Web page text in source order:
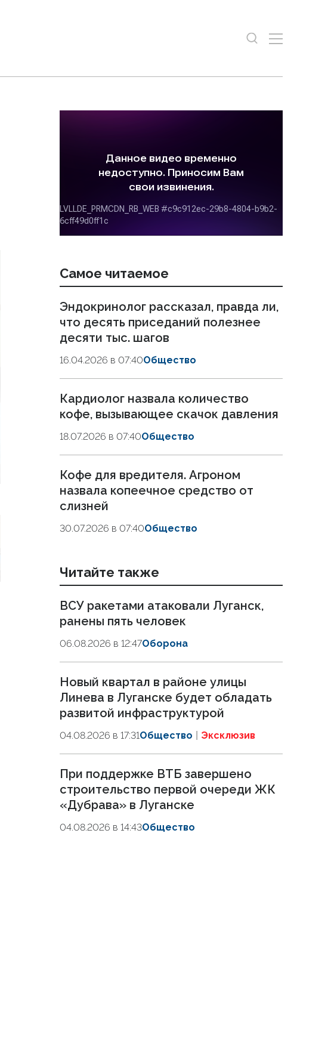
Самое читаемое
Эндокринолог рассказал, правда ли,
что десять приседаний полезнее
десяти тыс. шагов
16.04.2026 в 07:40Общество
Кардиолог назвала количество
кофе, вызывающее скачок давления
18.07.2026 в 07:40Общество
Кофе для вредителя. Агроном
назвала копеечное средство от
слизней
30.07.2026 в 07:40Общество
Читайте также
ВСУ ракетами атаковали Луганск,
ранены пять человек
06.08.2026 в 12:47Оборона
Новый квартал в районе улицы
Линева в Луганске будет обладать
развитой инфраструктурой
04.08.2026 в 17:31Общество Эксклюзив
При поддержке ВТБ завершено
строительство первой очереди ЖК
«Дубрава» в Луганске
04.08.2026 в 14:43Общество